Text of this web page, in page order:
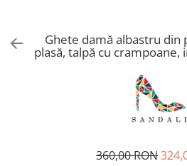
Ghete damă albastru din
plasă, talpă cu
360,00 RON